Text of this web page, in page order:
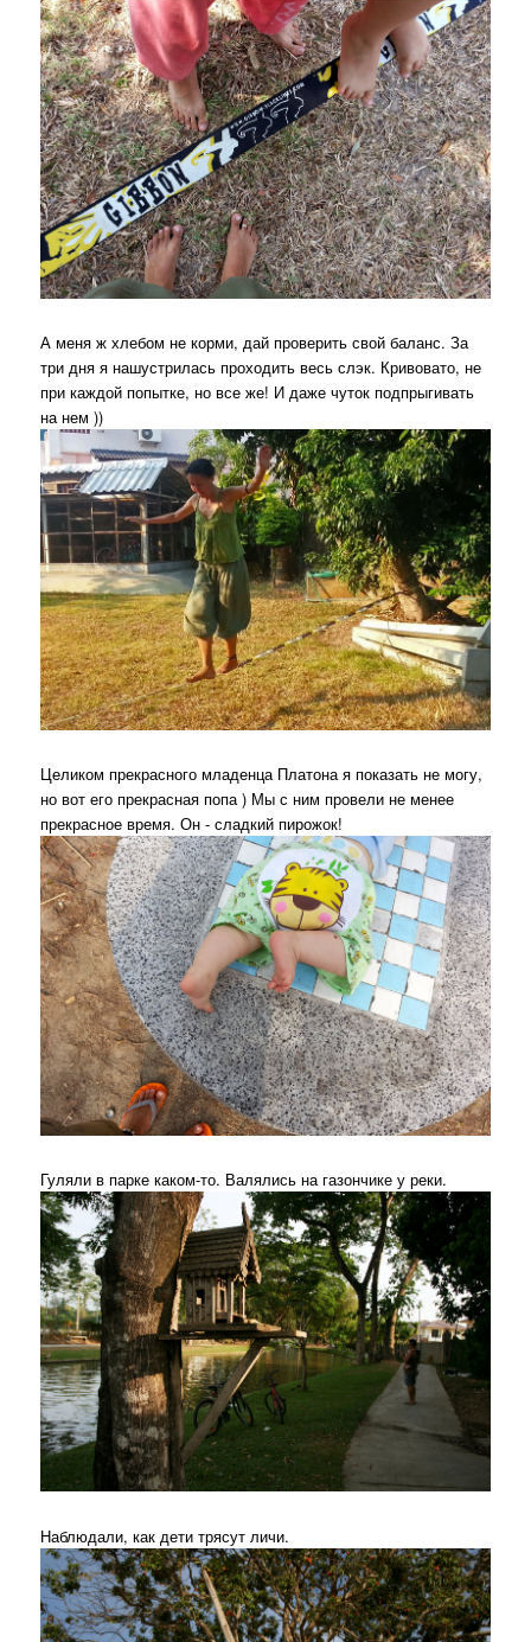
А меня ж хлебом не корми, дай проверить свой баланс. За
три дня я нашустрилась проходить весь слэк. Кривовато, не
при каждой попытке, но все же! И даже чуток подпрыгивать
на нем ))
Целиком прекрасного младенца Платона я показать не могу,
но вот его прекрасная попа ) Мы с ним провели не менее
прекрасное время. Он - сладкий пирожок!
Гуляли в парке каком-то. Валялись на газончике у реки.
Наблюдали, как дети трясут личи.